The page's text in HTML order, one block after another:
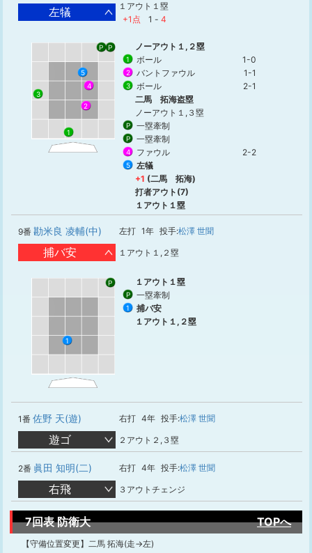
左犠
１アウト１塁
+1点
1 - 4
1
2
3
P
P
4
5
ノーアウト１,２塁
1 ボール 1-0
2 バントファウル 1-1
3 ボール
2-1
二馬 拓海盗塁
ノーアウト１,３塁
P 一塁牽制
P 一塁牽制
4 ファウル 2-2
5
左犠
+1 (二馬 拓海)
打者アウト(7)
１アウト１塁
9番 勘米良 凌輔(中) 左打 1年 投手:松澤 世聞
捕バ安 １アウト１,２塁
P
1
１アウト１塁
P 一塁牽制
1
捕バ安
１アウト１,２塁
1番 佐野 天(遊) 右打 4年 投手:松澤 世聞
遊ゴ ２アウト２,３塁
2番 眞田 知明(二) 右打 4年 投手:松澤 世聞
右飛 ３アウトチェンジ
7回表 防衛大 TOPへ
【守備位置変更】二馬 拓海(走→左)